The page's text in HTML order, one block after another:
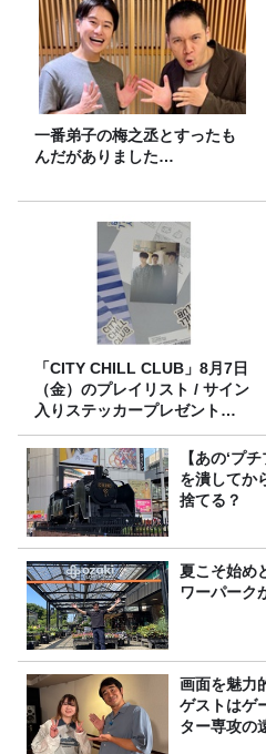
一番弟子の梅之丞とすったも
んだがありました…
「CITY CHILL CLUB」8月7日
（金）のプレイリスト / サイン
入りステッカープレゼント有
り
【あの‘プ
を潰してか
捨てる？
夏こそ始め
ワーパーク
画面を魅力
ゲストはゲ
ター専攻の